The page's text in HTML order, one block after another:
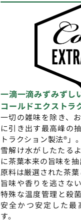
一滴一滴みずみずし
コールドエクストラ
一切の雑味を除き、
に引き出す最高峰の
トラクション製法®」。
雪解け水がしたたる
に茶葉本来の旨味を抽
原料は厳選された茶葉
旨味や香りを逃さな
特殊な温度管理と殺
安全かつ安定した最
す。